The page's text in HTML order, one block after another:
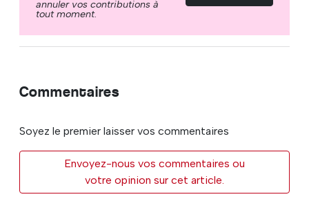
annuler vos contributions à
tout moment.
Commentaires
Soyez le premier laisser vos commentaires
Envoyez-nous vos commentaires ou
votre opinion sur cet article.